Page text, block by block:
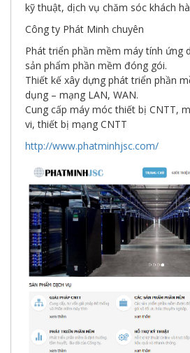
kỹ thuật, dịch vụ chăm sóc khách
Công ty Phát Minh chuyên
Phát triển phần mềm máy tính ứng
sản phẩm phần mềm đóng gói.
Thiết kế xây dựng phát triển phần
dụng – mạng LAN, WAN.
Cung cấp máy móc thiết bị CNTT,
vi, thiết bị mạng CNTT
http://www.phatminhjsc.com/